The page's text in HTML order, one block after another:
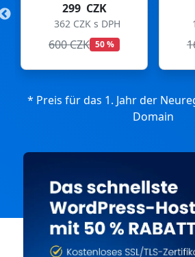
99 CZK
120 CZK s DPH
169 CZK
* Preis für das 1. Jahr der
Domain